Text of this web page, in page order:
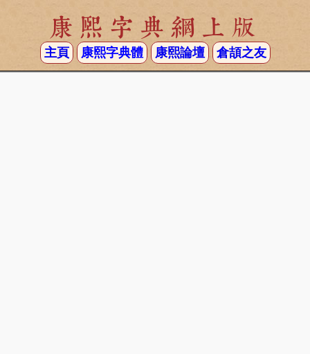
康熙字典網上版
主頁 康熙字典體 康熙論壇 倉頡之友